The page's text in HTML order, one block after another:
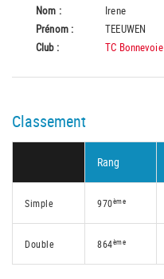
Nom :
Irene
Prénom :
TEEUWEN
Club :
TC Bonnevoie
Classement
Rang
Simple 970ème
Double 864ème